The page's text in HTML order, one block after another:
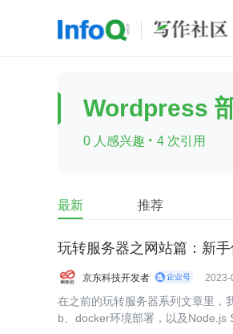
前端 AI 大数据
查看更多
Wordpress
0 人感兴趣 · 4 次引用
最新 推荐
玩转服务器之网站篇：新
京东科技开发者 2023-
在之前的玩转服务器系列文章里，
b、docker环境部署，以及Node.js